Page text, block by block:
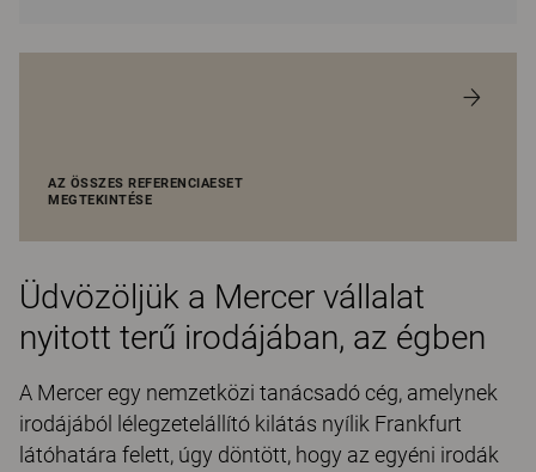
AZ ÖSSZES REFERENCIAESET
MEGTEKINTÉSE
Üdvözöljük a Mercer vállalat
nyitott terű irodájában, az égben
A Mercer egy nemzetközi tanácsadó cég, amelynek
irodájából lélegzetelállító kilátás nyílik Frankfurt
látóhatára felett, úgy döntött, hogy az egyéni irodák